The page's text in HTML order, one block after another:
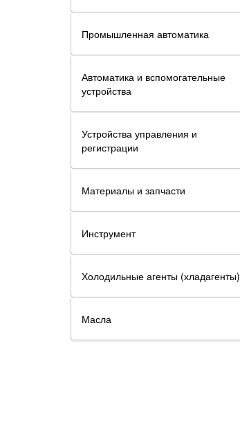
Промышленная автоматика
Автоматика и вспомогательные
устройства
Устройства управления и
регистрации
Материалы и запчасти
Инструмент
Холодильные агенты (хладагенты)
Масла